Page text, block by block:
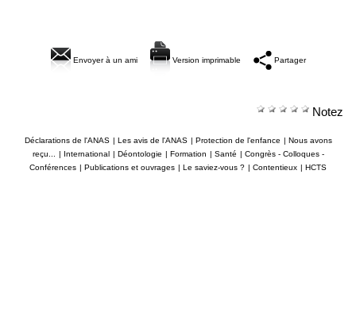
Envoyer à un ami Version imprimable Partager
Notez
Déclarations de l'ANAS Les avis de l'ANAS Protection de l'enfance
Nous avons
reçu...
International Déontologie Formation Santé
Congrès - Colloques -
Conférences
Publications et ouvrages Le saviez-vous ? Contentieux HCTS